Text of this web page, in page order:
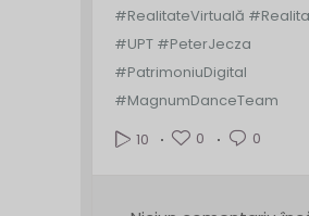
#RealitateVirtuală
#UPT #PeterJecza
#PatrimoniuDigital
#MagnumDanceTeam
10
0 0